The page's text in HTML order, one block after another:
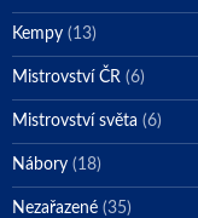
Kempy (13)
Mistrovství ČR (6)
Mistrovství světa (6)
Nábory (18)
Nezařazené (35)